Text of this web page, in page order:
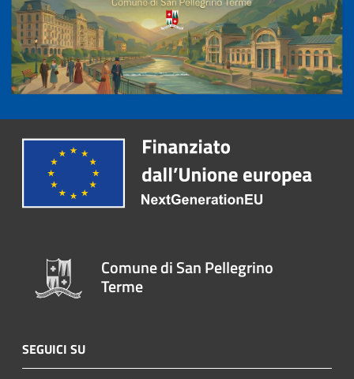
Comune di San Pellegrino
Terme
SEGUICI SU